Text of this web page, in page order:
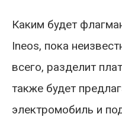
Каким будет
Ineos, пока
всего, разделит
также будет
электромобиль и